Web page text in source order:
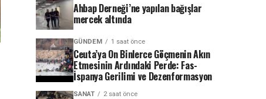
Ahbap Derneği’ne yapılan bağışlar
mercek altında
GÜNDEM 1 saat önce
Ceuta’ya On Binlerce Göçmenin Akın
Etmesinin Ardındaki Perde: Fas-
İspanya Gerilimi ve Dezenformasyon
SANAT 2 saat önce